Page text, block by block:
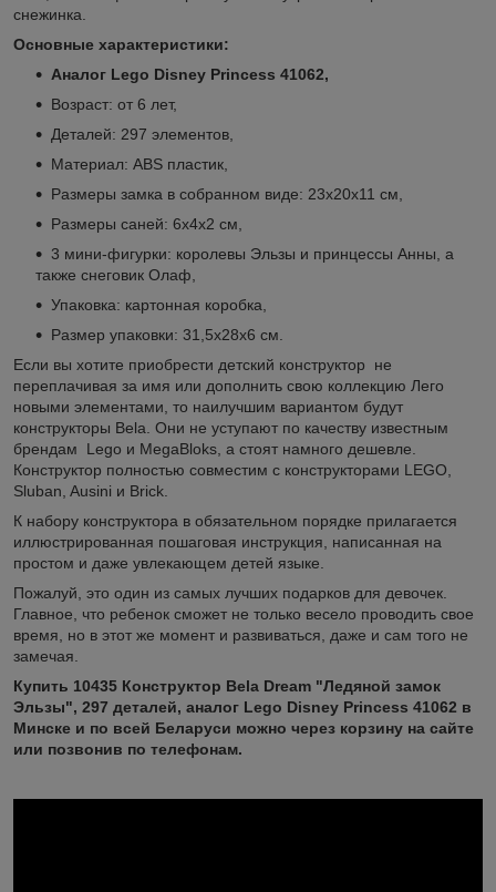
снежинка.
Основные характеристики:
Аналог Lego Disney Princess 41062,
Возраст: от 6 лет,
Деталей: 297 элементов,
Материал: ABS пластик,
Размеры замка в собранном виде: 23х20х11 см,
Размеры саней: 6х4х2 см,
3 мини-фигурки: королевы Эльзы и принцессы Анны, а
также снеговик Олаф,
Упаковка: картонная коробка,
Размер упаковки: 31,5х28х6 см.
Если вы хотите приобрести детский конструктор не
переплачивая за имя или дополнить свою коллекцию Лего
новыми элементами, то наилучшим вариантом будут
конструкторы Bela. Они не уступают по качеству известным
брендам Lego и MegaBloks, а стоят намного дешевле.
Конструктор полностью совместим с конструкторами LEGO,
Sluban, Ausini и Brick.
К набору конструктора в обязательном порядке прилагается
иллюстрированная пошаговая инструкция, написанная на
простом и даже увлекающем детей языке.
Пожалуй, это один из самых лучших подарков для девочек.
Главное, что ребенок сможет не только весело проводить свое
время, но в этот же момент и развиваться, даже и сам того не
замечая.
Купить 10435 Конструктор Bela Dream "Ледяной замок
Эльзы", 297 деталей, аналог Lego Disney Princess 41062 в
Минске и по всей Беларуси можно через корзину на сайте
или позвонив по телефонам.